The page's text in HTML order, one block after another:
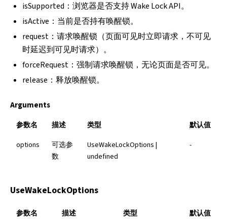
isSupported：浏览器是否支持 Wake Lock API。
isActive：当前是否持有唤醒锁。
request：请求唤醒锁（页面可见时立即请求，不可见
时延迟到可见时请求）。
forceRequest：强制请求唤醒锁，无论页面是否可见。
release：释放唤醒锁。
Arguments
参数名 描述 类型
默认值
options
可选参
数
UseWakeLockOptions |
undefined
-
UseWakeLockOptions
参数名 描述 类型
默认值